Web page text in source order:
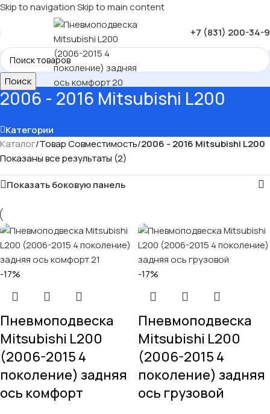
Skip to navigationSkip to main content
+7 (831) 200-34-
Поиск
2006 - 2016 Mitsubishi L200
Категории
Каталог/Товар Совместимость/2006 - 2016 Mitsubishi L200
Показаны все результаты (2)
Показать боковую панель
-17%
Пневмоподвеска
Mitsubishi L200
(2006-2015 4
поколение) задняя
ось комфорт
-17%
Пневмоподвеска
Mitsubishi L200
(2006-2015 4
поколение) задняя
ось грузовой